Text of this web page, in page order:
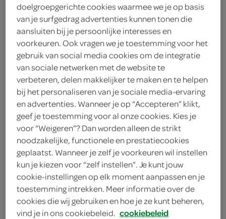
3.
29
570 Milliliter
Let op: aanbiedingen zijn niet zichtbaar bij de
producten, maar worden wél automatisch
verwerkt in de winkelmand.
omschrijving
doelgroepgerichte cookies waarmee we je op basis
van je surfgedrag advertenties kunnen tonen die
aansluiten bij je persoonlijke interesses en
voorkeuren. Ook vragen we je toestemming voor het
gebruik van social media cookies om de integratie
van sociale netwerken met de website te
verbeteren, delen makkelijker te maken en te helpen
bij het personaliseren van je sociale media-ervaring
en advertenties. Wanneer je op “Accepteren” klikt,
geef je toestemming voor al onze cookies. Kies je
voor “Weigeren”? Dan worden alleen de strikt
noodzakelijke, functionele en prestatiecookies
geplaatst. Wanneer je zelf je voorkeuren wil instellen
kun je kiezen voor “zelf instellen”. Je kunt jouw
cookie-instellingen op elk moment aanpassen en je
toestemming intrekken. Meer informatie over de
cookies die wij gebruiken en hoe je ze kunt beheren,
vind je in ons cookiebeleid. cookiebeleid